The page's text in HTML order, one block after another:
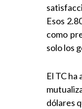
Esos
como
solo los
El TC
dólares